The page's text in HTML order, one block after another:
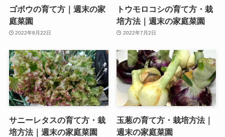
ゴボウの育て方｜週末の家
庭菜園
2022年8月22日
トウモロコシの育て方・栽
培方法｜週末の家庭菜園
2022年7月2日
サニーレタスの育て方・栽
培方法｜週末の家庭菜園
玉葱の育て方・栽培方法｜
週末の家庭菜園